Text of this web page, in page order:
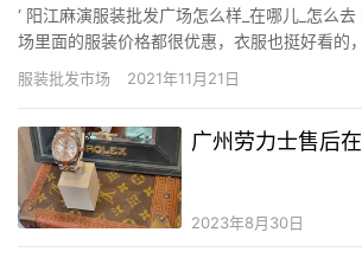
‘ 阳江麻演服装批发广场怎么样_在哪儿_怎么
场里面的服装价格都很优惠，衣服也挺好看的
售。相同的货往往能在不同的摊位找到，价格
市场介绍阳江麻演服装批发广场地址位于阳江
服装批发市场 2021年11月21日
广州劳力士售后
2023年8月30日